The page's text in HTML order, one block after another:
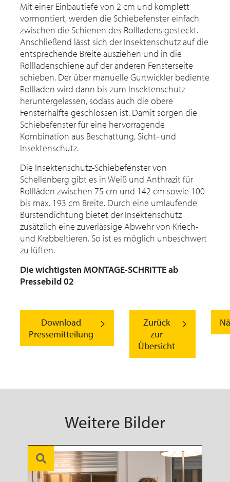
Mit einer Einbautiefe von 2 cm und komplett
vormontiert, werden die Schiebefenster einfach
zwischen die Schienen des Rollladens gesteckt.
Anschließend lässt sich der Insektenschutz auf die
entsprechende Breite ausziehen und in die
Rollladenschiene auf der anderen Fensterseite
schieben. Der über manuelle Gurtwickler bediente
Rollladen wird dann bis zum Insektenschutz
heruntergelassen, sodass auch die obere
Fensterhälfte geschlossen ist. Damit sorgen die
Schiebefenster für eine hervorragende
Kombination aus Beschattung, Sicht- und
Insektenschutz.
Die Insektenschutz-Schiebefenster von
Schellenberg gibt es in Weiß und Anthrazit für
Rollläden zwischen 75 cm und 142 cm sowie 100
bis max. 193 cm Breite. Durch eine umlaufende
Bürstendichtung bietet der Insektenschutz
zusätzlich eine zuverlässige Abwehr von Kriech-
und Krabbeltieren. So ist es möglich unbeschwert
zu lüften.
Die wichtigsten MONTAGE-SCHRITTE ab
Pressebild 02
Download
Pressemitteilung
Zurück
zur
Übersicht
Weitere Bilder